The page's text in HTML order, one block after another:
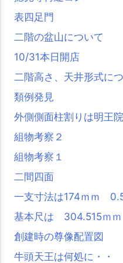
表四足門
二階の盆山について
10/31本日開店
二階高さ、天井形式に
類例発見
外側側面柱割りは明王
組物考察２
組物考察１
二間四面
一支寸法は174ｍｍ
基本尺は 304.515ｍｍ
創建時の尊像配置図
牛頭天王は何処に・・